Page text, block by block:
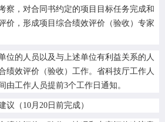
察，对合同书约定的项目目标任务完成和
价，形成项目综合绩效评价（验收）专家
位的人员以及与上述单位有利益关系的人
绩效评价（验收）工作。省科技厅工作人
由工作人员提前3个工作日通知。
议（10月20日前完成）